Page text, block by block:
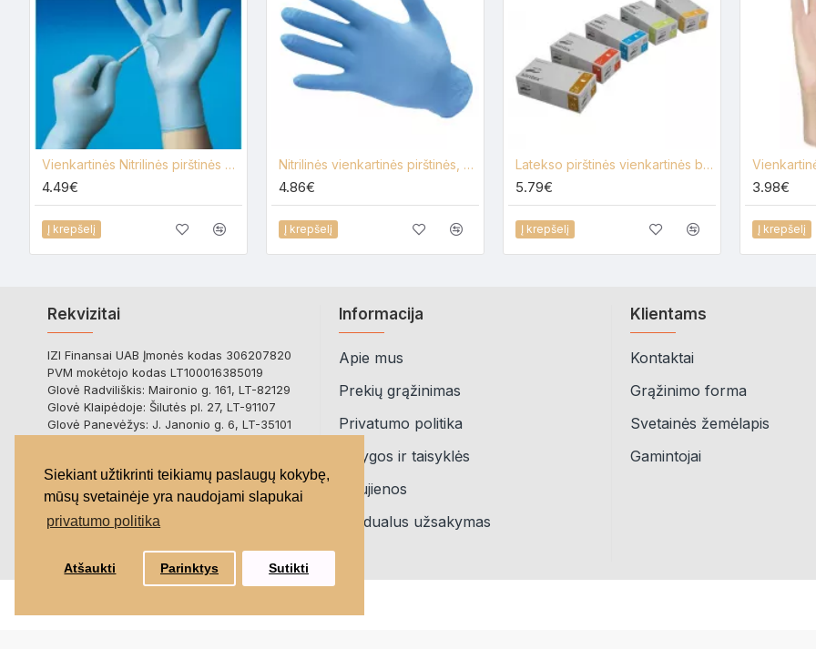
Siekiant užtikrinti teikiamų paslaugų kokybę,
mūsų svetainėje yra naudojami slapukai
privatumo politika
Atšaukti Parinktys Sutikti
Vienkartinės Nitrilinės pirštinės be pudros 100 vnt.
4.49€
Į krepšelį
Nitrilinės vienkartinės pirštinės, be pudros 100 vnt.
4.86€
Į krepšelį
Latekso pirštinės vienkartinės be pudros, 100 vnt.
5.79€
Į krepšelį
3.98€
Į krepšelį
Rekvizitai
IZI Finansai UAB Įmonės kodas 306207820
PVM mokėtojo kodas LT100016385019
Glovė Radviliškis: Maironio g. 161, LT-82129
Glovė Klaipėdoje: Šilutės pl. 27, LT-91107
Glovė Panevėžys: J. Janonio g. 6, LT-35101
LT723500010017054538
Informacija
Apie mus
Prekių grąžinimas
Privatumo politika
Sąlygos ir taisyklės
Naujienos
Invidualus užsakymas
Klientams
Kontaktai
Grąžinimo forma
Svetainės žemėlapis
Gamintojai